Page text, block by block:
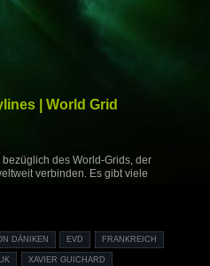
| World Grid
des World-Grids, der
verbinden. Es gibt viele
DÄNIKEN EVD FRANKREICH
XAVIER GUICHARD